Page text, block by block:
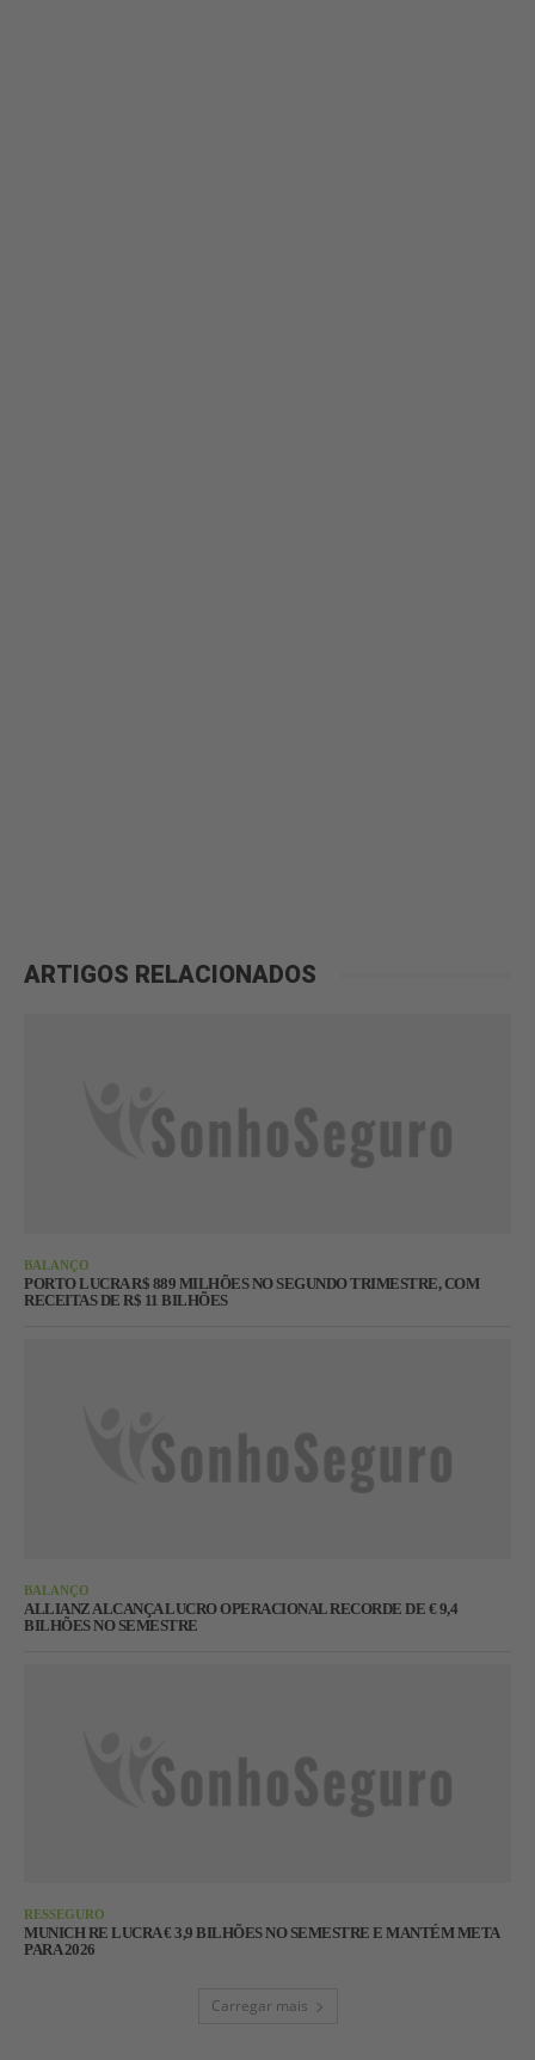
ARTIGOS RELACIONADOS
BALANÇO
PORTO LUCRA R$ 889 MILHÕES NO SEGUNDO TRIMESTRE, COM
RECEITAS DE R$ 11 BILHÕES
BALANÇO
ALLIANZ ALCANÇA LUCRO OPERACIONAL RECORDE DE € 9,4
BILHÕES NO SEMESTRE
RESSEGURO
MUNICH RE LUCRA € 3,9 BILHÕES NO SEMESTRE E MANTÉM META
PARA 2026
Carregar mais